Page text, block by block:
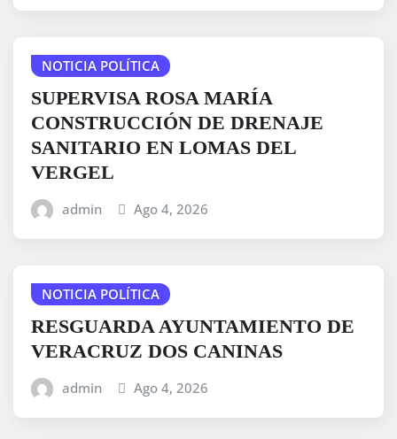
NOTICIA POLÍTICA
SUPERVISA ROSA MARÍA
CONSTRUCCIÓN DE DRENAJE
SANITARIO EN LOMAS DEL
VERGEL
admin Ago 4, 2026
NOTICIA POLÍTICA
RESGUARDA AYUNTAMIENTO DE
VERACRUZ DOS CANINAS
admin Ago 4, 2026